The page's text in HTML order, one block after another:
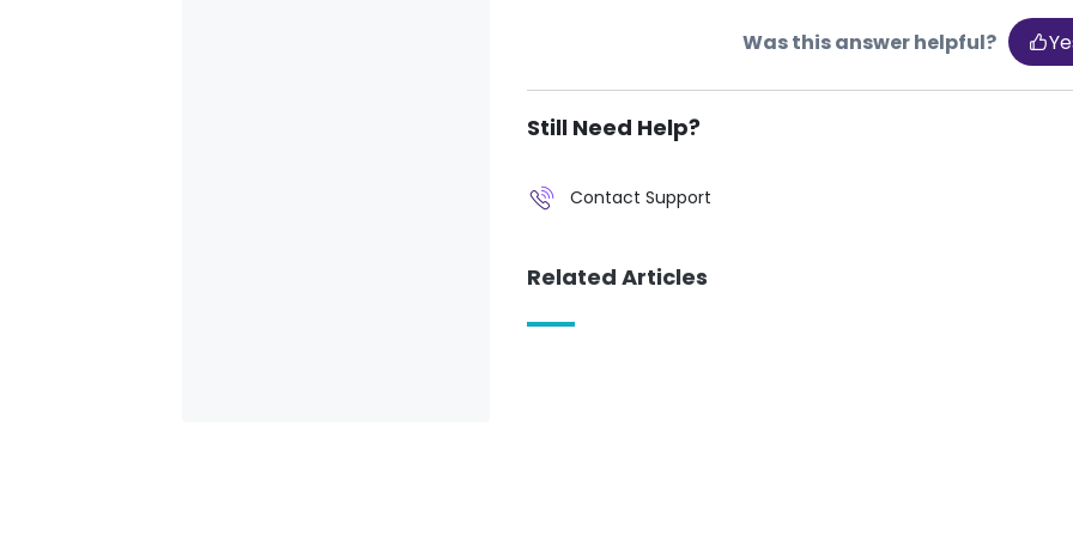
Was this answer helpful?
Still Need Help?
Contact Support
Related Articles